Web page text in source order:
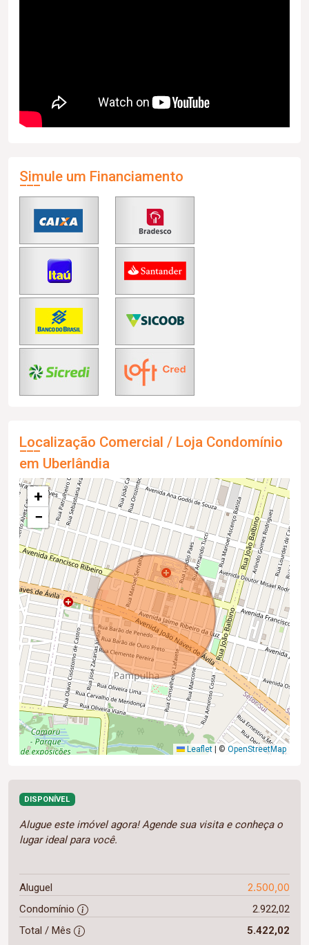
Simule um Financiamento
Localização Comercial / Loja Condomínio
em Uberlândia
+
−
Leaflet © OpenStreetMap
DISPONÍVEL
Alugue este imóvel agora! Agende sua visita e conheça o
lugar ideal para você.
Aluguel 2.500,00
Condomínio
2.922,02
Total / Mês
5.422,02